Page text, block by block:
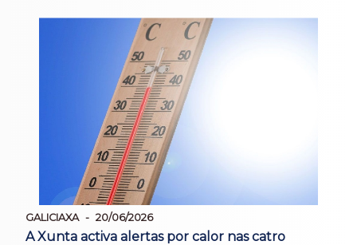
GALICIAXA 20/06/2026
A Xunta activa alertas por calor nas catro